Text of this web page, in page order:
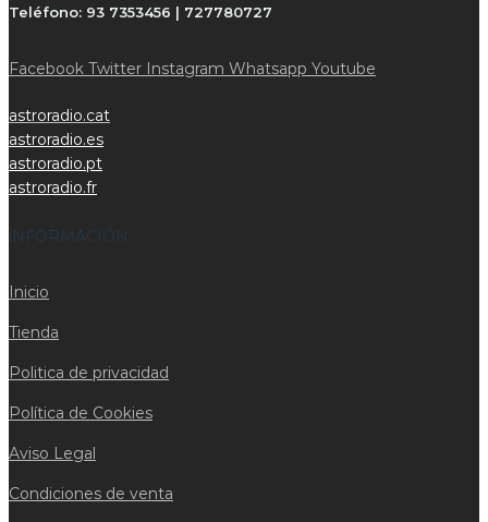
Teléfono: 93 7353456 | 727780727
Facebook Twitter Instagram Whatsapp Youtube
astroradio.cat
astroradio.es
astroradio.pt
astroradio.fr
iNFORMACIÓN
Inicio
Tienda
Politica de privacidad
Política de Cookies
Aviso Legal
Condiciones de venta